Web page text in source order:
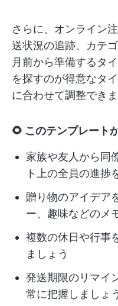
さらに、オンライン
送状況の追跡、カテ
月前から準備するタ
を探すのが得意なタ
に合わせて調整できま
🌻 このテンプレート
家族や友人から同
ト上の全員の進捗
贈り物のアイデア
ー、趣味などのメ
複数の休日や行事
ましょう
発送期限のリマイ
常に把握しましょ